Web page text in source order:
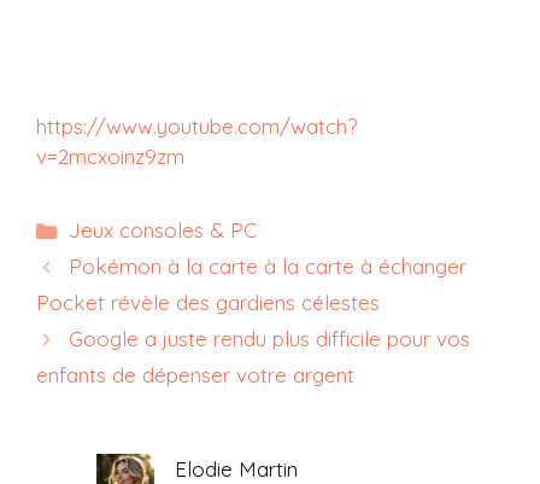
https://www.youtube.com/watch?
v=2mcxoinz9zm
Catégories
Jeux consoles & PC
Pokémon à la carte à la carte à échanger
Pocket révèle des gardiens célestes
Google a juste rendu plus difficile pour vos
enfants de dépenser votre argent
Elodie Martin